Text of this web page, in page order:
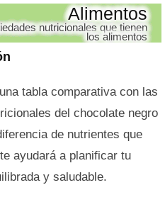
Alimentos
nutricionales que tienen
los alimentos
tabla comparativa con las
del chocolate negro
de nutrientes que
ayudará a planificar tu
y saludable.